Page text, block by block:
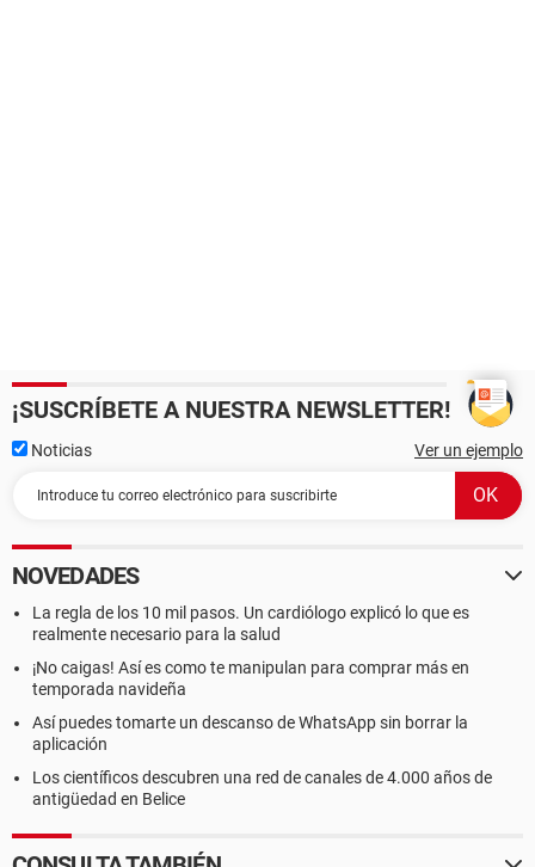
¡SUSCRÍBETE A NUESTRA NEWSLETTER!
Noticias Ver un ejemplo
NOVEDADES
La regla de los 10 mil pasos. Un cardiólogo explicó lo que es
realmente necesario para la salud
¡No caigas! Así es como te manipulan para comprar más en
temporada navideña
Así puedes tomarte un descanso de WhatsApp sin borrar la
aplicación
Los científicos descubren una red de canales de 4.000 años de
antigüedad en Belice